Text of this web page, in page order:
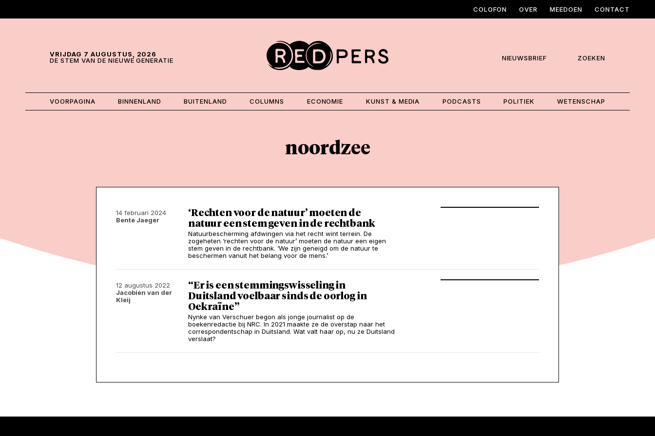
COLOFON OVER MEEDOEN CONTACT
VRIJDAG 7 AUGUSTUS, 2026
DE STEM VAN DE NIEUWE GENERATIE
NIEUWSBRIEF ZOEKEN
VOORPAGINA BINNENLAND BUITENLAND COLUMNS ECONOMIE KUNST & MEDIA PODCASTS POLITIEK WETENSCHAP
noordzee
14 februari 2024
Bente Jaeger
‘Rechten voor de natuur’ moeten de
natuur een stem geven in de rechtbank
Natuurbescherming afdwingen via het recht wint terrein. De
zogeheten ‘rechten voor de natuur’ moeten de natuur een eigen
stem geven in de rechtbank. ‘We zijn geneigd om de natuur te
beschermen vanuit het belang voor de mens.’
12 augustus 2022
Jacobien van der
Kleij
“Er is een stemmingswisseling in
Duitsland voelbaar sinds de oorlog in
Oekraïne”
Nynke van Verschuer begon als jonge journalist op de
boekenredactie bij NRC. In 2021 maakte ze de overstap naar het
correspondentschap in Duitsland. Wat valt haar op, nu ze Duitsland
verslaat?